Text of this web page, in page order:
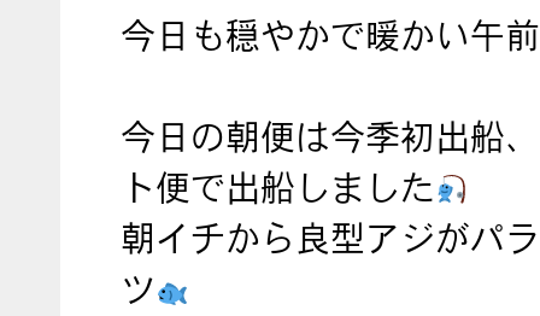
今日も穏やかで暖かい午
今日の朝便は今季初出船
ト便で出船しました
朝イチから良型アジがパ
ツ